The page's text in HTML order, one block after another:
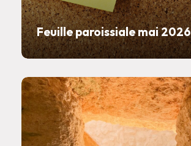
Feuille paroissiale mai 2026